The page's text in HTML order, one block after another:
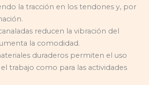
la tracción en los tendones y, por
reducen la vibración del
la comodidad.
duraderos permiten el uso
trabajo como para las actividades